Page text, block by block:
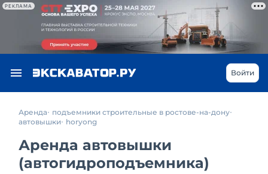
РЕКЛАМА
Войти
Аренда
подъемники строительные в ростове-на-дону
автовышки horyong
Аренда автовышки
(автогидроподъемника)